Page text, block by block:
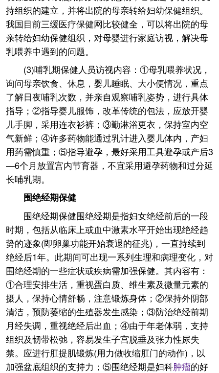
持组织的建立，并将出院的母亲转给妇幼保健组织。
我国目前三缓医疗保健网比较健全，可以将出院的母
亲转给妇幼保健组织，对母婴进行家庭访视，解决母
乳喂养中遇到的问题。
(3)哺乳期保健人员访视内容：①母乳喂养状况，
询问母亲饮食、休息，婴儿睡眠、大小便情况，重点
了解日夜哺乳次数，并亲自观察哺乳姿势，进行具体
指导；②指导婴儿服饰，改革传统的包法，应放开婴
儿手脚，采用连衣衫裤；③勤淋浴更衣，保持室内空
气新鲜；④许多药物能通过乳计进入婴儿体内，产妇
用药需慎重；⑤指导避孕，最好采用工具避孕或产后3
—6个月放置宫内节育器，不宜采用避孕药物和过分延
长哺乳期。
围绝经期保健
围绝经期保健围绝经期是指妇女绝经前后的一段
时期，包括从临床上或血中激素水平开始出现绝经趋
势的迹象(即卵巢功能开始衰退的征兆)，一直持续到
绝经后1年。此期间可出现一系列生理和病理变化，对
围绝经期的一些症状或疾病需加强保健。其内容有：
①合理安排生活，重视蛋白质、维生素及微量元素的
摄人，保持心情舒畅，注意锻炼身体；②保持外阴部
清洁，预防萎缩的生殖器发生感染；③防治绝经前期
月经失调，重视绝经后出血；④由于年老体弱，支持
组织及韧带松弛，容易发生子宫脱垂及张力性尿失
禁。应进行肛提肌锻炼(用力做收缩肛门的动作)，以
加强盆底组织的支持力；⑤围绝经期是妇科肿瘤的好